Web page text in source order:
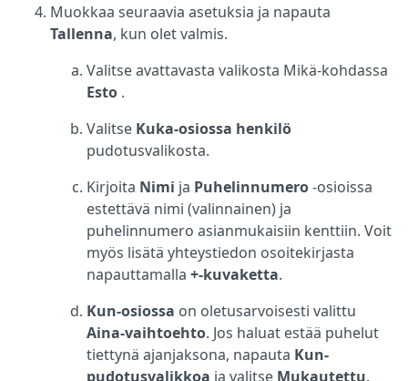
Muokkaa seuraavia asetuksia ja napauta
Tallenna, kun olet valmis.
Valitseavattavasta valikosta Mikä-kohdassa
Esto .
Valitse Kuka-osiossa henkilö
pudotusvalikosta.
Kirjoita Nimi ja Puhelinnumero-osioissa
estettävä nimi (valinnainen) ja
puhelinnumero asianmukaisiin kenttiin. Voit
myös lisätä yhteystiedon osoitekirjasta
napauttamalla +-kuvaketta.
Kun-osiossa on oletusarvoisesti valittu
Aina-vaihtoehto. Jos haluat estää puhelut
tiettynä ajanjaksona, napauta Kun-
pudotusvalikkoa ja valitse Mukautettu.